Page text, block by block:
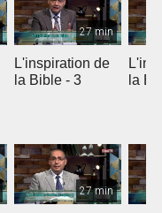
27 min
L'inspiration de
la Bible - 3
la
27 min